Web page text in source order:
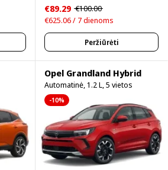
€89.29 €100.00
€625.06 / 7 dienoms
Peržiūrėti
Opel Grandland Hybrid
Automatinė, 1.2 L, 5 vietos
-10%